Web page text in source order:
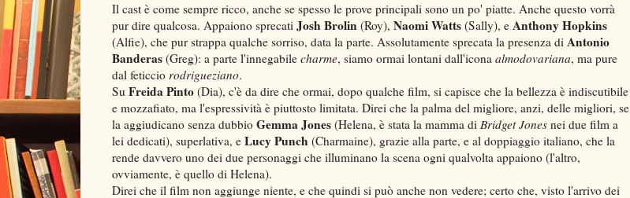
Il cast è come sempre ricco, anche se spesso le prove principali sono un po' piatte. Anche questo vorrà
pur dire qualcosa. Appaiono sprecati Josh Brolin (Roy), Naomi Watts (Sally), e Anthony Hopkins
(Alfie), che pur strappa qualche sorriso, data la parte. Assolutamente sprecata la presenza di Antonio
Banderas (Greg): a parte l'innegabile charme, siamo ormai lontani dall'icona almodovariana, ma pure
dal feticcio rodrigueziano.
Su Freida Pinto (Dia), c'è da dire che ormai, dopo qualche film, si capisce che la bellezza è indiscutibile
e mozzafiato, ma l'espressività è piuttosto limitata. Direi che la palma del migliore, anzi, delle migliori, se
la aggiudicano senza dubbio Gemma Jones (Helena, è stata la mamma di Bridget Jones nei due film a
lei dedicati), superlativa, e Lucy Punch (Charmaine), grazie alla parte, e al doppiaggio italiano, che la
rende davvero uno dei due personaggi che illuminano la scena ogni qualvolta appaiono (l'altro,
ovviamente, è quello di Helena).
Direi che il film non aggiunge niente, e che quindi si può anche non vedere; certo che, visto l'arrivo dei